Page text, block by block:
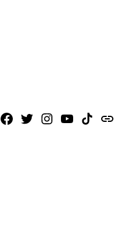
Facebook
X Instagram
YoutubeTikTokissuu